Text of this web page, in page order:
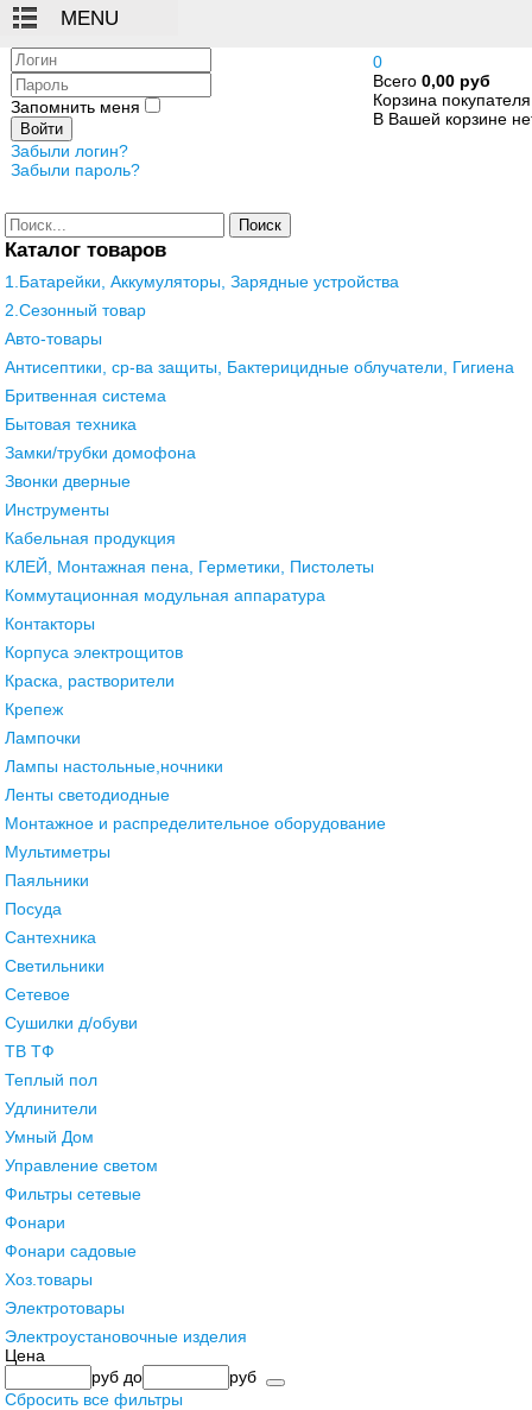
0
Всего 0,00 руб
Корзина покупателя
В Вашей корзине
Логин
Пароль
Запомнить меня
Войти
Забыли логин?
Забыли пароль?
Поиск
Каталог товаров
1.Батарейки, Аккумуляторы, Зарядные устройства
2.Сезонный товар
Авто-товары
Антисептики, ср-ва защиты, Бактерицидные облучатели, Гигиена
Бритвенная система
Бытовая техника
Замки/трубки домофона
Звонки дверные
Инструменты
Кабельная продукция
КЛЕЙ, Монтажная пена, Герметики, Пистолеты
Коммутационная модульная аппаратура
Контакторы
Корпуса электрощитов
Краска, растворители
Крепеж
Лампочки
Лампы настольные,ночники
Ленты светодиодные
Монтажное и распределительное оборудование
Мультиметры
Паяльники
Посуда
Сантехника
Светильники
Сетевое
Сушилки д/обуви
ТВ ТФ
Теплый пол
Удлинители
Умный Дом
Управление светом
Фильтры сетевые
Фонари
Фонари садовые
Хоз.товары
Электротовары
Электроустановочные изделия
Цена
руб до
руб
Сбросить все фильтры